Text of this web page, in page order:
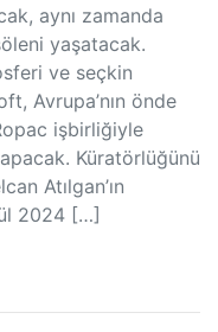
aynı zamanda
yaşatacak.
ve seçkin
Avrupa’nın önde
işbirliğiyle
Küratörlüğünü
Atılgan’ın
2024 […]